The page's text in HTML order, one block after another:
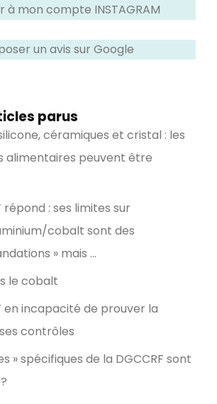
à mon compte INSTAGRAM
un avis sur Google
parus
céramiques et cristal : les
alimentaires peuvent être
répond : ses limites sur
cobalt sont des
» mais …
le cobalt
en incapacité de prouver la
contrôles
» spécifiques de la DGCCRF sont